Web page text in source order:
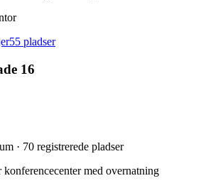
55 pladser
16
· 70 registrerede pladser
med overnatning